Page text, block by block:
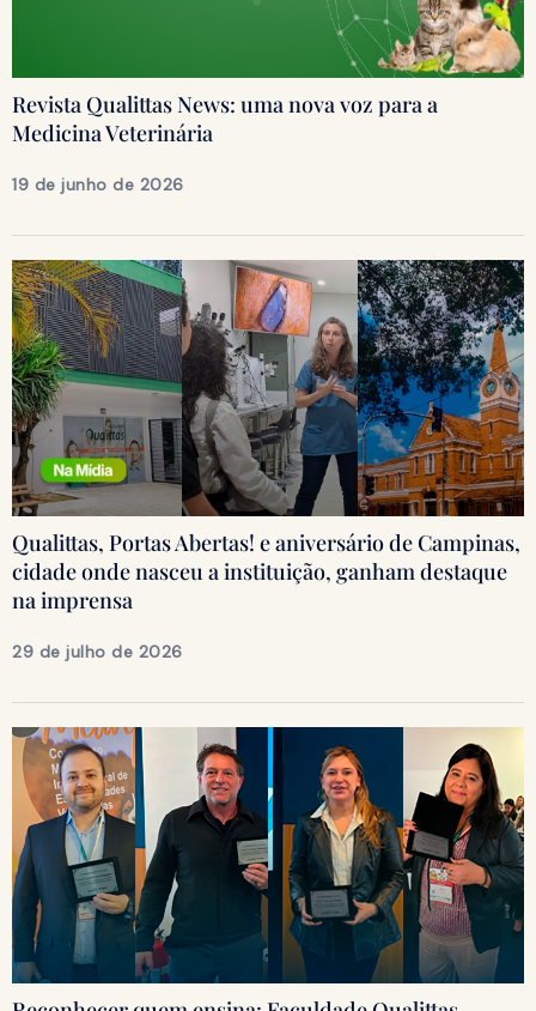
Revista Qualittas News: uma nova voz para a
Medicina Veterinária
19 de junho de 2026
Qualittas, Portas Abertas! e aniversário de Campinas,
cidade onde nasceu a instituição, ganham destaque
na imprensa
29 de julho de 2026